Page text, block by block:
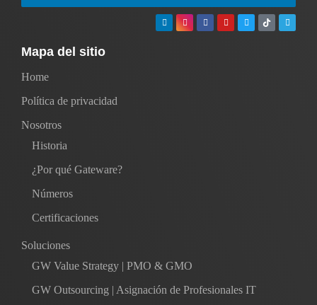
Mapa del sitio
Home
Política de privacidad
Nosotros
Historia
¿Por qué Gateware?
Números
Certificaciones
Soluciones
GW Value Strategy | PMO & GMO
GW Outsourcing | Asignación de Profesionales IT